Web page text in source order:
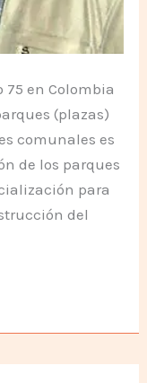
en Colombia
(plazas)
comunales es
de los parques
para
del